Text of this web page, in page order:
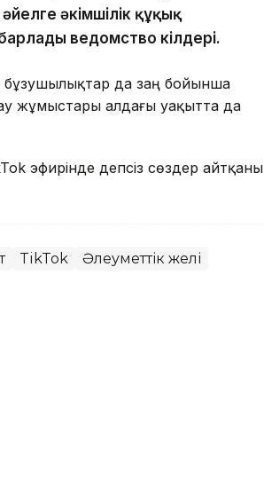
әкімшілік құқық
ведомство өкілдері.
бұзушылықтар да заң бойынша
жұмыстары алдағы уақытта да
эфирінде әдепсіз сөздер айтқаны
TikTok Әлеуметтік желі